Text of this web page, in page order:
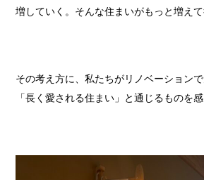
増していく。そんな住まいがもっと増えて
その考え方に、私たちがリノベーションで
「長く愛される住まい」と通じるものを感